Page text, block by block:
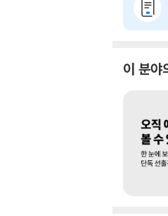
이 분야